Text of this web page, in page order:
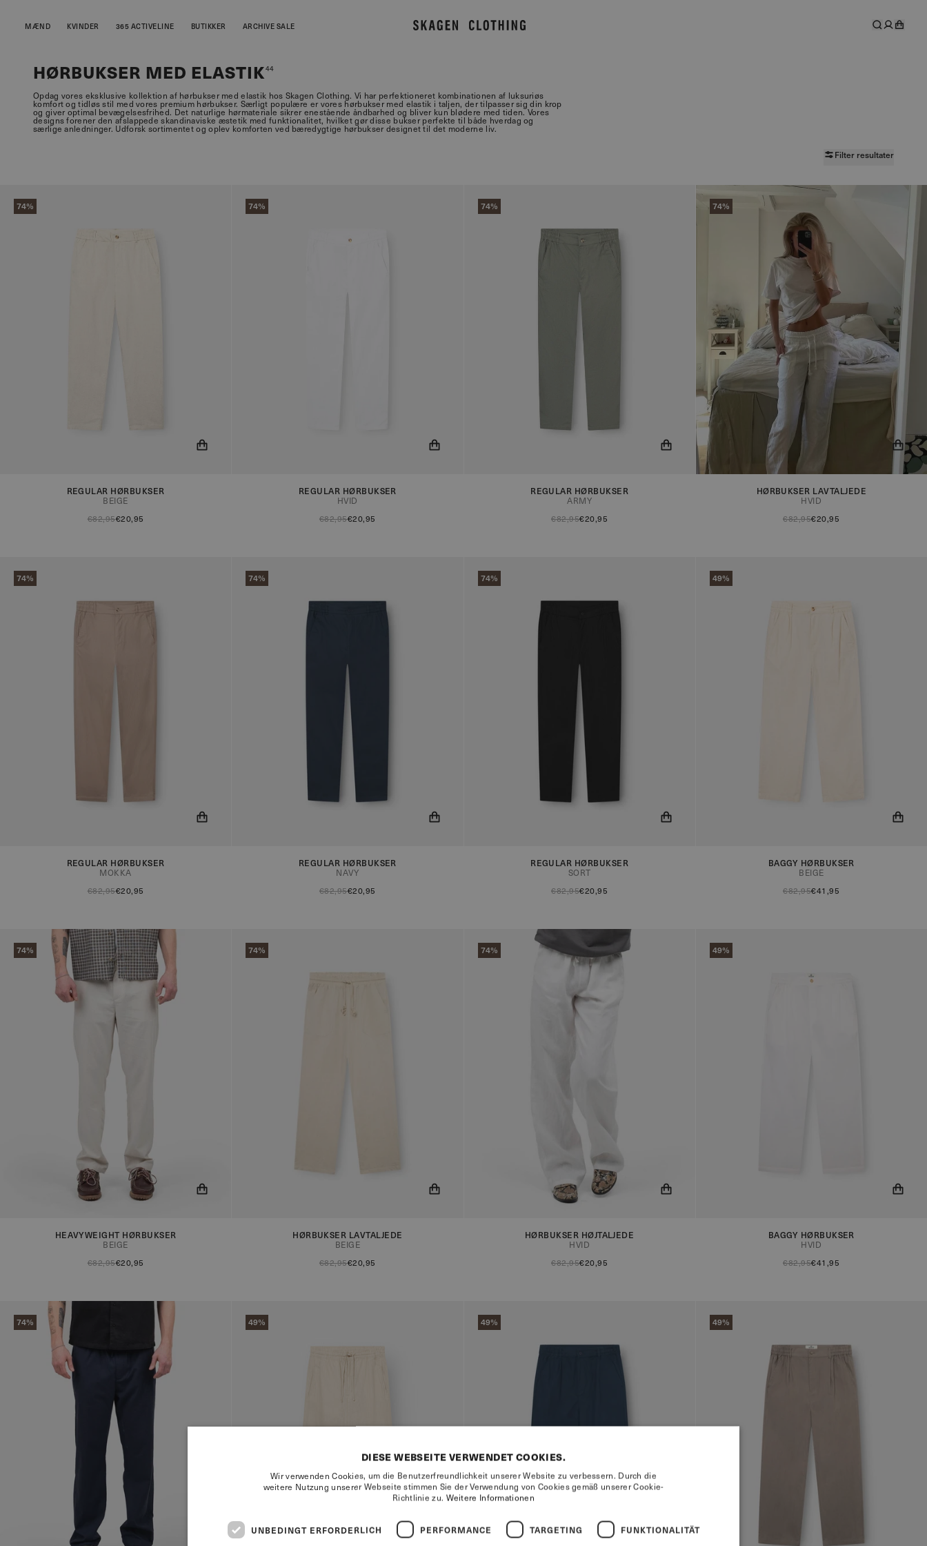
MÆND KVINDER 365 ACTIVELINE BUTIKKER ARCHIVE SALE
HØRBUKSER MED ELASTIK44
Opdag vores eksklusive kollektion af hørbukser med elastik hos Skagen Clothing. Vi har perfektioneret kombinationen af luksuriøs
komfort og tidløs stil med vores premium hørbukser. Særligt populære er vores hørbukser med elastik i taljen, der tilpasser sig din krop
og giver optimal bevægelsesfrihed. Det naturlige hørmateriale sikrer enestående åndbarhed og bliver kun blødere med tiden. Vores
designs forener den afslappede skandinaviske æstetik med funktionalitet, hvilket gør disse bukser perfekte til både hverdag og
særlige anledninger. Udforsk sortimentet og oplev komforten ved bæredygtige hørbukser designet til det moderne liv.
Filter resultater
74%
Du får nu besked når produktet er på lager!
REGULAR HØRBUKSER
BEIGE
€82,95€20,95
74%
Du får nu besked når produktet er på lager!
REGULAR HØRBUKSER
HVID
€82,95€20,95
74%
Du får nu besked når produktet er på lager!
REGULAR HØRBUKSER
ARMY
€82,95€20,95
74%
Du får nu besked når produktet er på lager!
HØRBUKSER LAVTALJEDE
HVID
€82,95€20,95
74%
Du får nu besked når produktet er på lager!
REGULAR HØRBUKSER
MOKKA
€82,95€20,95
74%
Du får nu besked når produktet er på lager!
REGULAR HØRBUKSER
NAVY
€82,95€20,95
74%
Du får nu besked når produktet er på lager!
REGULAR HØRBUKSER
SORT
€82,95€20,95
49%
Du får nu besked når produktet er på lager!
BAGGY HØRBUKSER
BEIGE
€82,95€41,95
74%
Du får nu besked når produktet er på lager!
HEAVYWEIGHT HØRBUKSER
BEIGE
€82,95€20,95
74%
Du får nu besked når produktet er på lager!
HØRBUKSER LAVTALJEDE
BEIGE
€82,95€20,95
74%
Du får nu besked når produktet er på lager!
HØRBUKSER HØJTALJEDE
HVID
€82,95€20,95
49%
Du får nu besked når produktet er på lager!
BAGGY HØRBUKSER
HVID
€82,95€41,95
74% 49% 49% 49%
DIESE WEBSEITE VERWENDET COOKIES.
Wir verwenden Cookies, um die Benutzerfreundlichkeit unserer Website zu verbessern. Durch die
weitere Nutzung unserer Webseite stimmen Sie der Verwendung von Cookies gemäß unserer Cookie-
Richtlinie zu. Weitere Informationen
UNBEDINGT ERFORDERLICH PERFORMANCE TARGETING FUNKTIONALITÄT